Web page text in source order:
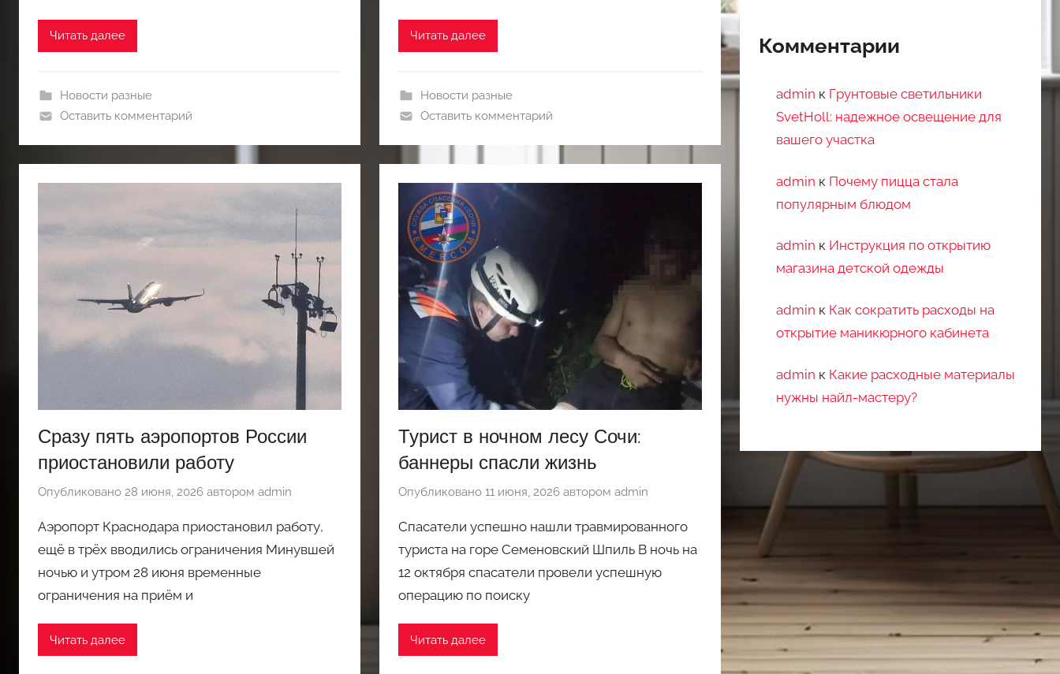
Читать далее
Новости разные
Оставить комментарий
Читать далее
Новости разные
Оставить комментарий
Сразу пять аэропортов России
приостановили работу
Опубликовано 28 июня, 2026 автором admin
Аэропорт Краснодара приостановил работу,
ещё в трёх вводились ограничения Минувшей
ночью и утром 28 июня временные
ограничения на приём и
Читать далее
Турист в ночном лесу Сочи:
баннеры спасли жизнь
Опубликовано11 июня, 2026 авторомadmin
Спасатели успешно нашли травмированного
туриста на горе Семеновский Шпиль В ночь на
12 октября спасатели провели успешную
операцию по поиску
Читать далее
Комментарии
admin к Грунтовые светильники
SvetHoll: надежное освещение для
вашего участка
admin к Почему пицца стала
популярным блюдом
admin к Инструкция по открытию
магазина детской одежды
admin к Как сократить расходы на
открытие маникюрного кабинета
admin к Какие расходные материалы
нужны найл-мастеру?